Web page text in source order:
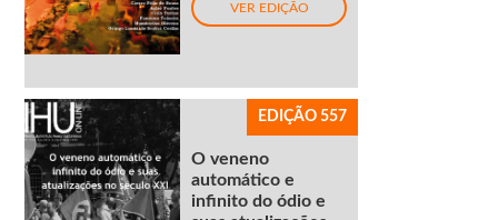
VER EDIÇÃO
EDIÇÃO 557
O veneno
automático e
infinito do ódio e